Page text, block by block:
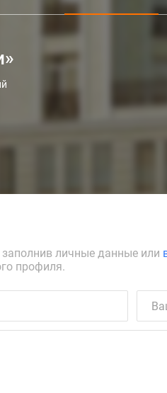
личные данные или
профиля.